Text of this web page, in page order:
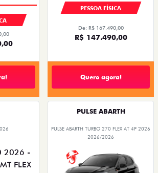
PESSOA FÍSICA
De: R$ 167.490,00
R$ 147.490,00
Quero agora!
PULSE ABARTH
PULSE ABARTH TURBO 270 FLEX AT 4P 2026
2026/2026